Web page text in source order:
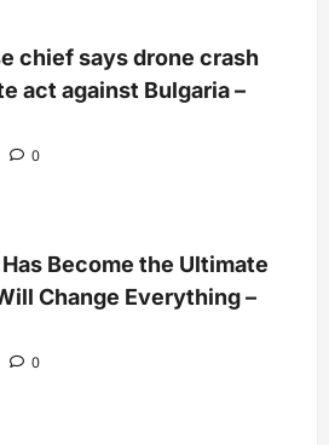
chief says drone crash
act against Bulgaria –
0
Become the Ultimate
Change Everything –
0